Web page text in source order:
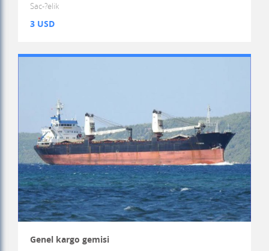
Sac-?elik
3 USD
Genel kargo gemisi